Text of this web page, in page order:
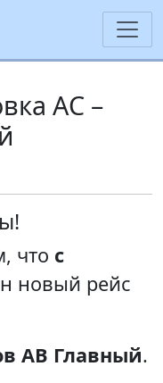
АС –
что с
новый рейс
АВ Главный.